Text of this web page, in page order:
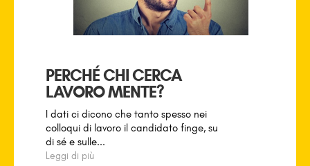
PERCHÉ CHI CERCA
LAVORO MENTE?
I dati ci dicono che tanto spesso nei
colloqui di lavoro il candidato finge, su
di sé e sulle...
Leggi di più